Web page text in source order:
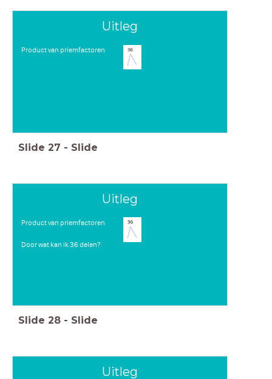
Uitleg
Product van priemfactoren
Slide 27 - Slide
Uitleg
Product van priemfactoren
Door wat kan ik 36 delen?
Slide 28 - Slide
Uitleg